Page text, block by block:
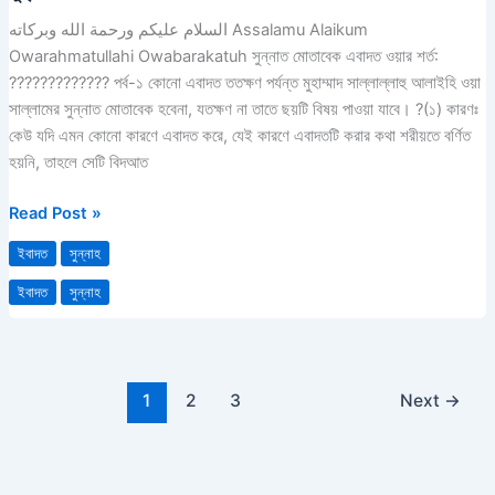
السلام عليكم ورحمة الله وبركاته Assalamu Alaikum
Owarahmatullahi Owabarakatuh সুন্নাত মোতাবেক এবাদত ওয়ার শর্ত:
????????????? পর্ব-১ কোনো এবাদত ততক্ষণ পর্যন্ত মুহাম্মাদ সাল্লাল্লাহু আলাইহি ওয়া
সাল্লামের সুন্নাত মোতাবেক হবেনা, যতক্ষণ না তাতে ছয়টি বিষয় পাওয়া যাবে। ?(১) কারণঃ
কেউ যদি এমন কোনো কারণে এবাদত করে, যেই কারণে এবাদতটি করার কথা শরীয়তে বর্ণিত
হয়নি, তাহলে সেটি বিদআত
এবাদত
Read Post »
ইবাদত সুন্নাহ
ইবাদত সুন্নাহ
1 2 3 Next →